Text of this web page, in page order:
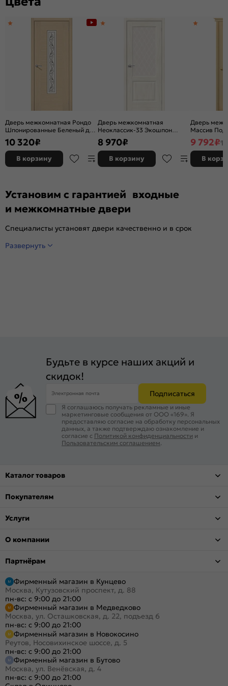
Дверь межкомнатная Рондо
Шпонированные Беленый дуб,
остекленная, сатинат белый
художественный, каркасно-
щитовая
10 320₽
В корзину
Дверь межкомнатная
Неоклассик-33 Экошпон
Nordic Oak, остекленная,
white сrystal, кромка нет,
филенчатая
8 970₽
В корзину
Дверь
Массив Под
без
9 792₽
В
Установим с гарантией входные
и межкомнатные двери
Специалисты установят двери качественно и в срок
Развернуть
Будьте в курсе наших акций и
скидок!
Электронная почта Подписаться
Я соглашаюсь получать рекламные и иные
маркетинговые сообщения от ООО «169». Я
предоставляю согласие на обработку персональных
данных, а также подтверждаю ознакомление и
согласие с Политикой конфиденциальности и
Пользовательским соглашением
Каталог товаров
Покупателям
Услуги
О компании
Партнёрам
Фирменный магазин в Кунцево
Москва, Кутузовский проспект, д. 88
пн-вс: с 9:00 до 21:00
Фирменный магазин в Медведково
Москва, ул. Осташковская, д. 22, подъезд 6
пн-вс: с 9:00 до 21:00
Фирменный магазин в Новокосино
Реутов, Носовихинское шоссе, д. 5
пн-вс: с 9:00 до 21:00
Фирменный магазин в Бутово
Москва, ул. Венёвская, д. 4
пн-вс: с 9:00 до 21:00